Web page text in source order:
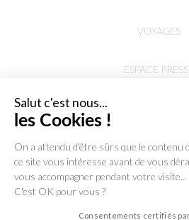
VOYAGES
ESPACE
Salut c'est nous...
les Cookies !
On a attendu d'être sûrs que le contenu
ce site vous intéresse avant de vous
vous accompagner pendant votre visite...
C'est OK pour vous ?
Consentements certifiés